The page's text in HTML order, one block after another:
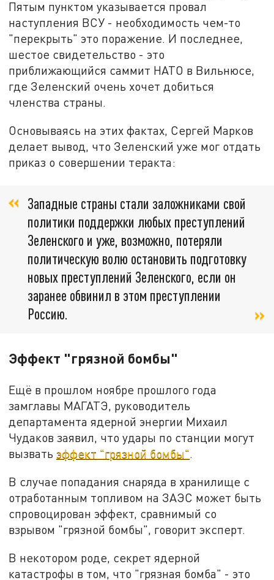
Пятым пунктом указывается провал
наступления ВСУ - необходимость чем-то
"перекрыть" это поражение. И последнее,
шестое свидетельство - это
приближающийся саммит НАТО в Вильнюсе,
где Зеленский очень хочет добиться
членства страны.
Основываясь на этих фактах, Сергей Марков
делает вывод, что Зеленский уже мог отдать
приказ о совершении теракта:
Западные страны стали заложниками свой
политики поддержки любых преступлений
Зеленского и уже, возможно, потеряли
политическую волю остановить подготовку
новых преступлений Зеленского, если он
заранее обвинил в этом преступлении
Россию.
Эффект "грязной бомбы"
Ещё в прошлом ноябре прошлого года
замглавы МАГАТЭ, руководитель
департамента ядерной энергии Михаил
Чудаков заявил, что удары по станции могут
вызватьэффект "грязной бомбы".
В случае попадания снаряда в хранилище с
отработанным топливом на ЗАЭС может быть
спровоцирован эффект, сравнимый со
взрывом "грязной бомбы", говорит эксперт.
В некотором роде, секрет ядерной
катастрофы в том, что "грязная бомба" - это